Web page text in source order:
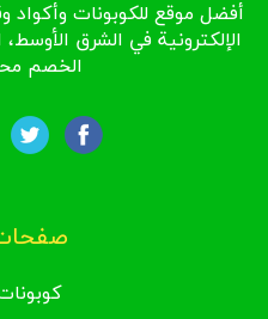
أفضل موقع للكوبونات وأكواد
الإلكترونية في الشرق
الخصم